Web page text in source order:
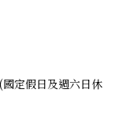
定假日及週六日休